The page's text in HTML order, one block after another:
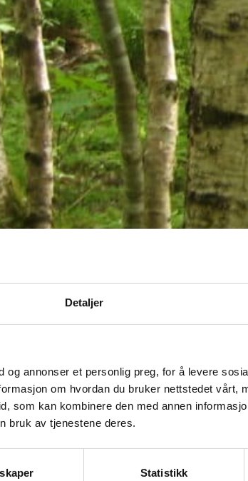
Detaljer
annonser et personlig preg, for å levere
om hvordan du bruker nettstedet vårt,
som kan kombinere den med annen
bruk av tjenestene deres.
Statistikk